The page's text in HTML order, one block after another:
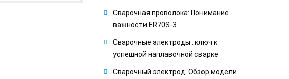
Сварочная проволока: Понимание
важности ER70S-3
Сварочные электроды : ключ к
успешной наплавочной сварке
Сварочный электрод: Обзор модели